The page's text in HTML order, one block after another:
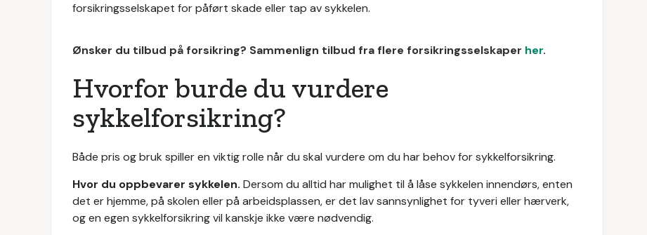
forsikringsselskapet for påført skade eller tap av sykkelen.
Ønsker du tilbud på forsikring? Sammenlign tilbud fra flere forsikringsselskaper her.
Hvorfor burde du vurdere
sykkelforsikring?
Både pris og bruk spiller en viktig rolle når du skal vurdere om du har behov for sykkelforsikring.
Hvor du oppbevarer sykkelen. Dersom du alltid har mulighet til å låse sykkelen innendørs, enten
det er hjemme, på skolen eller på arbeidsplassen, er det lav sannsynlighet for tyveri eller hærverk,
og en egen sykkelforsikring vil kanskje ikke være nødvendig.